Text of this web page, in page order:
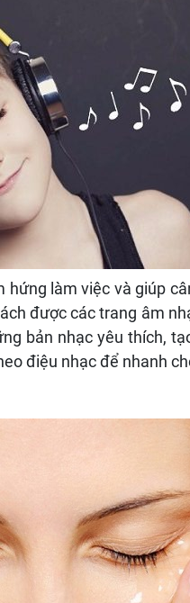
làm việc và giúp
được các trang âm
bản nhạc yêu thích,
điệu nhạc để nhanh